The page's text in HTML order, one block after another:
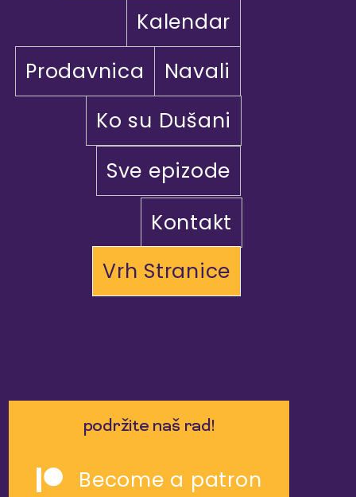
Kalendar
Prodavnica
Navali
Ko su Dušani
Sve epizode
Kontakt
Vrh Stranice
podržite naš rad!
Become a patron